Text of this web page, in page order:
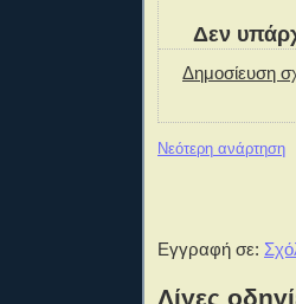
Δεν
Δημοσίευση
Νεότερη ανάρτηση
Εγγραφή σε:
Λίγες